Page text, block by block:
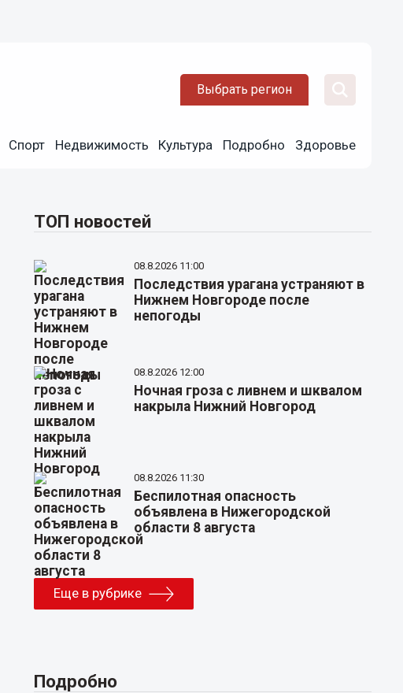
Выбрать регион
Спорт Недвижимость Культура Подробно Здоровье
ТОП новостей
08.8.2026 11:00
Последствия урагана устраняют в
Нижнем Новгороде после
непогоды
08.8.2026 12:00
Ночная гроза с ливнем и шквалом
накрыла Нижний Новгород
08.8.2026 11:30
Беспилотная опасность
объявлена в Нижегородской
области 8 августа
Еще в рубрике
Подробно